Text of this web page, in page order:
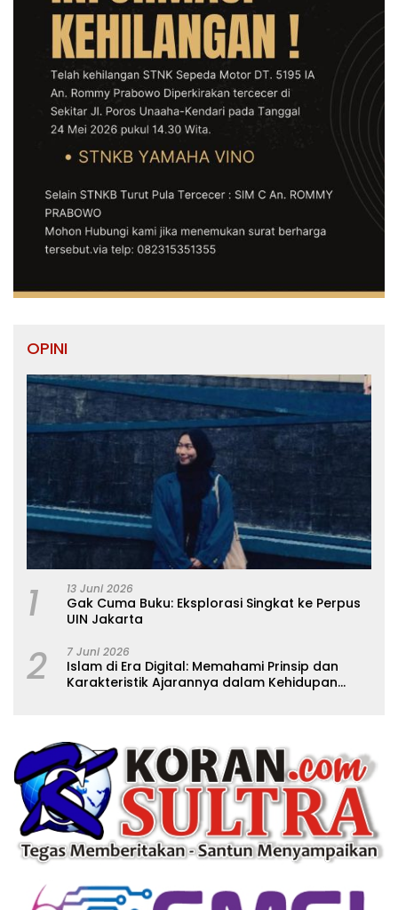
OPINI
1 13 Juni 2026
Gak Cuma Buku: Eksplorasi Singkat ke Perpus
UIN Jakarta
2 7 Juni 2026
Islam di Era Digital: Memahami Prinsip dan
Karakteristik Ajarannya dalam Kehidupan